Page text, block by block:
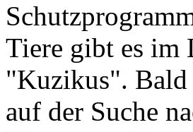
Tiere gibt es im
"Kuzikus". Bald
auf der Suche